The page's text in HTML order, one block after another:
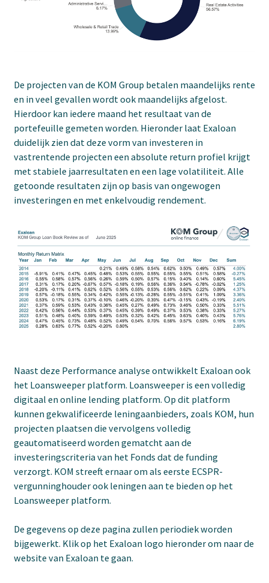
De projecten van de KOM Group betalen maandelijks rente
en in veel gevallen wordt ook maandelijks afgelost.
Hierdoor kan iedere maand het resultaat van de
portefeuille gemeten worden. Hieronder laat Exaloan
duidelijk zien dat deze vorm van investeren in
vastrentende projecten een absolute return profiel krijgt
met stabiele jaarresultaten en een lage volatiliteit. Alle
getoonde resultaten zijn op basis van ongewogen
investeringen en met enkelvoudig rendement.
Naast deze Performance analyse ontwikkelt Exaloan ook
het Loansweeper platform. Loansweeper is een volledig
digitaal en online lending platform. Op dit platform
kunnen gekwalificeerde leningaanbieders, zoals KOM, hun
projecten plaatsen die vervolgens volledig
geautomatiseerd worden gematcht aan de
investeringscriteria van het Fonds dat de funding
verzorgt. KOM streeft ernaar om als eerste ECSPR-
vergunninghouder ook leningen aan te bieden op het
Loansweeper platform.
De gegevens op deze pagina zullen periodiek worden
bijgewerkt. Klik op het Exaloan logo hieronder om naar de
website van Exaloan te gaan.